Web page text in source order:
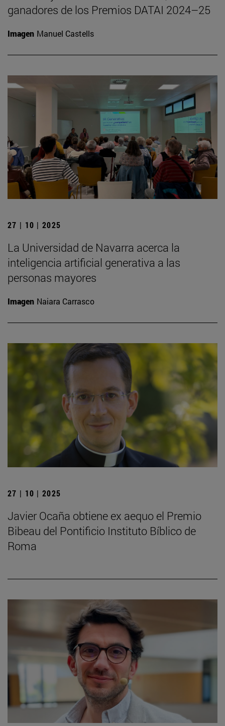
ganadores de los Premios DATAI 2024–25
Imagen Manuel Castells
27 | 10 | 2025
La Universidad de Navarra acerca la
inteligencia artificial generativa a las
personas mayores
Imagen Naiara Carrasco
27 | 10 | 2025
Javier Ocaña obtiene ex aequo el Premio
Bibeau del Pontificio Instituto Bíblico de
Roma